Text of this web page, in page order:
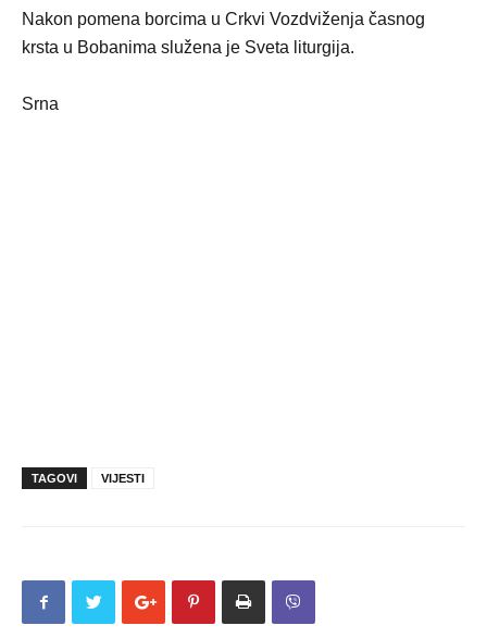
Nakon pomena borcima u Crkvi Vozdviženja časnog
krsta u Bobanima služena je Sveta liturgija.
Srna
TAGOVI VIJESTI